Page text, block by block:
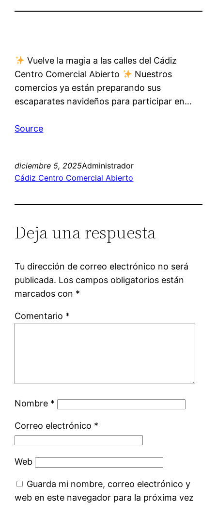
Vuelve la magia a las calles del Cádiz
Centro Comercial Abierto
Nuestros
comercios ya están preparando sus
escaparates navideños para participar en…
Source
diciembre 5, 2025Administrador
Cádiz Centro Comercial Abierto
Deja una respuesta
Tu dirección de correo electrónico no será
publicada. Los campos obligatorios están
marcados con *
Comentario *
Nombre *
Correo electrónico *
Web
Guarda mi nombre, correo electrónico y
web en este navegador para la próxima vez